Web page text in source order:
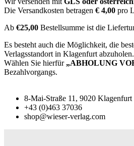
Die Versandkosten betragen € 4,00 pro
Ab €25,00 Bestellsumme ist die
Es besteht auch die Möglichkeit, die
Verlagsstandort in Klagenfurt abzuholen.
Wählen Sie hierfür „ABHOLUNG
Bezahlvorgangs.
8-Mai-Straße 11, 9020 Klagenfurt
+43 (0)463 37036
shop@wieser-verlag.com